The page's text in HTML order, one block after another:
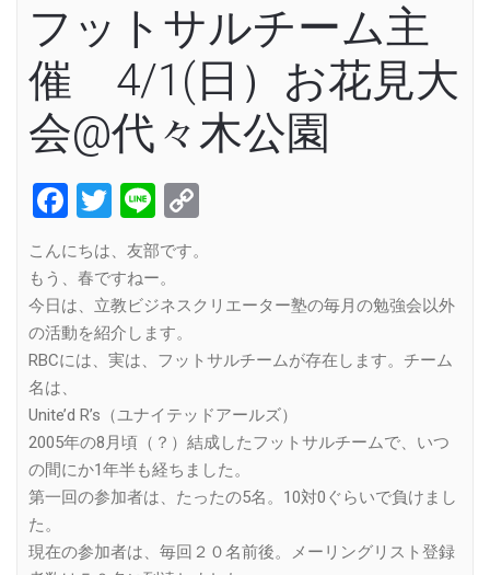
フットサルチーム主
催 4/1(日）お花見大
会@代々木公園
Facebook
Twitter
Line
こんにちは、友部です。
もう、春ですねー。
今日は、立教ビジネスクリエーター塾の毎月の勉強会以外
の活動を紹介します。
RBCには、実は、フットサルチームが存在します。チーム
名は、
Unite’d R’s（ユナイテッドアールズ）
2005年の8月頃（？）結成したフットサルチームで、いつ
の間にか1年半も経ちました。
第一回の参加者は、たったの5名。10対0ぐらいで負けまし
た。
現在の参加者は、毎回２０名前後。メーリングリスト登録